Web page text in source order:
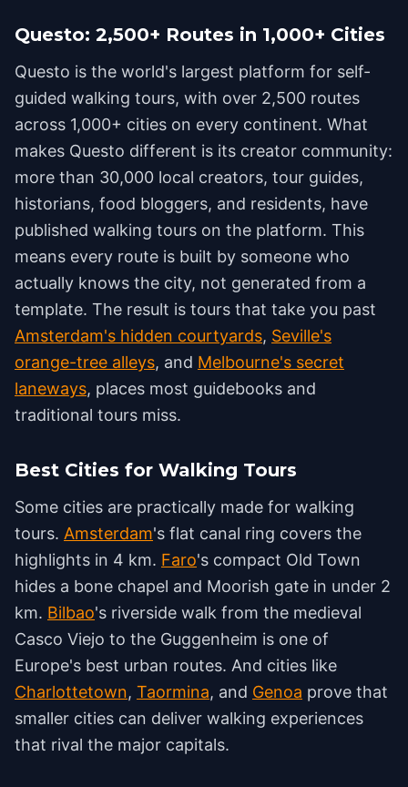
Questo: 2,500+ Routes in 1,000+ Cities
Questo is the world's largest platform for self-
guided walking tours, with over 2,500 routes
across 1,000+ cities on every continent. What
makes Questo different is its creator community:
more than 30,000 local creators, tour guides,
historians, food bloggers, and residents, have
published walking tours on the platform. This
means every route is built by someone who
actually knows the city, not generated from a
template. The result is tours that take you past
Amsterdam's hidden courtyards, Seville's
orange-tree alleys, and Melbourne's secret
laneways, places most guidebooks and
traditional tours miss.
Best Cities for Walking Tours
Some cities are practically made for walking
tours. Amsterdam's flat canal ring covers the
highlights in 4 km. Faro's compact Old Town
hides a bone chapel and Moorish gate in under 2
km. Bilbao's riverside walk from the medieval
Casco Viejo to the Guggenheim is one of
Europe's best urban routes. And cities like
Charlottetown, Taormina, and Genoa prove that
smaller cities can deliver walking experiences
that rival the major capitals.